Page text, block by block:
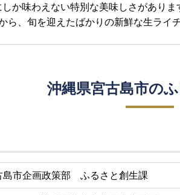
か味わえない特別な美味しさがあり
ら、旬を迎えたばかりの新鮮な生ライ
沖縄県宮古島市の
島市企画政策部 ふるさと創生課